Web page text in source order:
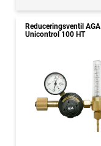
Reduceringsventil AGA
Unicontrol 100 HT